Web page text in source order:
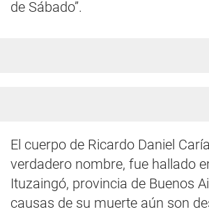
de Sábado”.
El cuerpo de Ricardo Daniel
verdadero nombre, fue hallado
Ituzaingó, provincia de Buenos
causas de su muerte aún son